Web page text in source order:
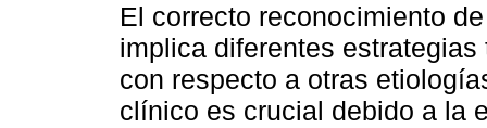
El correcto reconocimiento
implica diferentes
con respecto a otras
clínico es crucial debido a la